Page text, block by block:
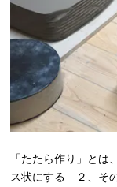
「たたら作り」と
ス状にする ２、そ